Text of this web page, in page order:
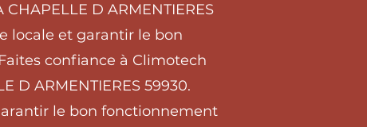
D ARMENTIERES
locale et garantir le bon
confiance à Climotech
D ARMENTIERES 59930.
le bon fonctionnement